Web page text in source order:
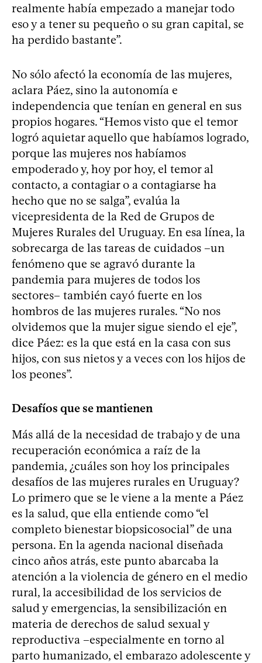
realmente había empezado a manejar todo
eso y a tener su pequeño o su gran capital, se
ha perdido bastante”.
No sólo afectó la economía de las mujeres,
aclara Páez, sino la autonomía e
independencia que tenían en general en sus
propios hogares. “Hemos visto que el temor
logró aquietar aquello que habíamos logrado,
porque las mujeres nos habíamos
empoderado y, hoy por hoy, el temor al
contacto, a contagiar o a contagiarse ha
hecho que no se salga”, evalúa la
vicepresidenta de la Red de Grupos de
Mujeres Rurales del Uruguay. En esa línea, la
sobrecarga de las tareas de cuidados –un
fenómeno que se agravó durante la
pandemia para mujeres de todos los
sectores– también cayó fuerte en los
hombros de las mujeres rurales. “No nos
olvidemos que la mujer sigue siendo el eje”,
dice Páez: es la que está en la casa con sus
hijos, con sus nietos y a veces con los hijos de
los peones”.
Desafíos que se mantienen
Más allá de la necesidad de trabajo y de una
recuperación económica a raíz de la
pandemia, ¿cuáles son hoy los principales
desafíos de las mujeres rurales en Uruguay?
Lo primero que se le viene a la mente a Páez
es la salud, que ella entiende como “el
completo bienestar biopsicosocial” de una
persona. En la agenda nacional diseñada
cinco años atrás, este punto abarcaba la
atención a la violencia de género en el medio
rural, la accesibilidad de los servicios de
salud y emergencias, la sensibilización en
materia de derechos de salud sexual y
reproductiva –especialmente en torno al
parto humanizado, el embarazo adolescente y